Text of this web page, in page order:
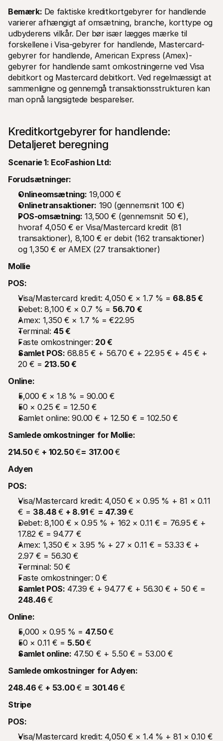
Bemærk: De faktiske kreditkortgebyrer for handlende
varierer afhængigt af omsætning, branche, korttype og
udbyderens vilkår. Der bør især lægges mærke til
forskellene i Visa-gebyrer for handlende, Mastercard-
gebyrer for handlende, American Express (Amex)-
gebyrer for handlende samt omkostningerne ved Visa
debitkort og Mastercard debitkort. Ved regelmæssigt at
sammenligne og gennemgå transaktionsstrukturen kan
man opnå langsigtede besparelser.
Kreditkortgebyrer for handlende:
Detaljeret beregning
Scenarie 1: EcoFashion Ltd:
Forudsætninger:
Onlineomsætning: 19,000 €
Onlinetransaktioner: 190 (gennemsnit 100 €)
POS-omsætning: 13,500 € (gennemsnit 50 €),
hvoraf 4,050 € er Visa/Mastercard kredit (81
transaktioner), 8,100 € er debit (162 transaktioner)
og 1,350 € er AMEX (27 transaktioner)
Mollie
POS:
Visa/Mastercard kredit: 4,050 € × 1.7 % = 68.85 €
Debet: 8,100 € × 0.7 % = 56.70 €
Amex: 1,350 € × 1.7 % = €22.95
Terminal: 45 €
Faste omkostninger: 20 €
Samlet POS: 68.85 € + 56.70 € + 22.95 € + 45 € +
20 € = 213.50 €
Online:
5,000 € × 1.8 % = 90.00 €
50 × 0.25 € = 12.50 €
Samlet online: 90.00 € + 12.50 € = 102.50 €
Samlede omkostninger for Mollie:
214.50 € + 102.50 €= 317.00 €
Adyen
POS:
Visa/Mastercard kredit: 4,050 € × 0.95 % + 81 × 0.11
€ = 38.48 € + 8.91 € = 47.39 €
Debet: 8,100 € × 0.95 % + 162 × 0.11 € = 76.95 € +
17.82 € = 94.77 €
Amex: 1,350 € × 3.95 % + 27 × 0.11 € = 53.33 € +
2.97 € = 56.30 €
Terminal: 50 €
Faste omkostninger: 0 €
Samlet POS:
248.46 €
Online:
5,000 × 0.95 % = 47.50 €
50 × 0.11 € = 5.50 €
Samlet online: 47.50 € + 5.50 € = 53.00 €
Samlede omkostninger for Adyen:
248.46 € + 53.00 € = 301.46 €
Stripe
POS:
Visa/Mastercard kredit: 4,050 € × 1.4 % + 81 × 0.10 €